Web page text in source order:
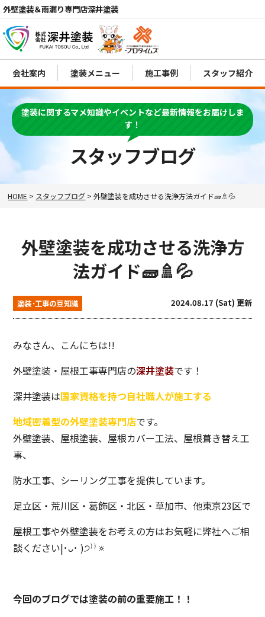
外壁塗装＆雨漏り専門店深井塗装
電話 MENU
会社案内 塗装メニュー 施工事例 スタッフ紹介
スタッフブログ
塗装に関するマメ知識やイベントなど最新情報をお届けしま
す！
HOME > スタッフブログ >外壁塗装を成功させる洗浄方法ガイド🧱🚿💦
外壁塗装を成功させる洗浄方
法ガイド🧱🚿💦
塗装･工事の豆知識 2024.08.17 (Sat) 更新
みなさん、こんにちは!!
外壁塗装・屋根工事専門店の深井塗装です！
深井塗装は国家資格を持つ自社職人が施工する
地域密着型の外壁塗装専門店です。
外壁塗装、屋根塗装、屋根カバー工法、屋根葺き替え工
事、
防水工事、シーリング工事を提供しています。
足立区・荒川区・葛飾区・北区・草加市、他東京23区で
屋根工事や外壁塗装をお考えの方はお気軽に弊社へご相
談ください|･ᴗ･ )੭⁾⁾ 🔅
今回のブログでは塗装の前の重要施工！！